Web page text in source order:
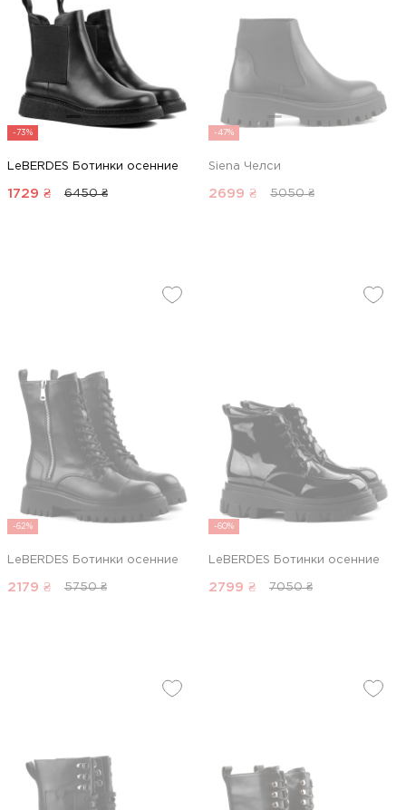
-73%
LeBERDES Ботинки осенние
1729 ₴ 6450 ₴
-47%
Siena Челси
2699 ₴ 5050 ₴
-62%
LeBERDES Ботинки осенние
2179 ₴ 5750 ₴
-60%
LeBERDES Ботинки осенние
2799 ₴ 7050 ₴